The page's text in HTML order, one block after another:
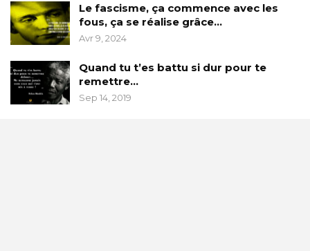
Le fascisme, ça commence avec les
fous, ça se réalise grâce…
Avr 9, 2024
Quand tu t’es battu si dur pour te
remettre…
Sep 14, 2019